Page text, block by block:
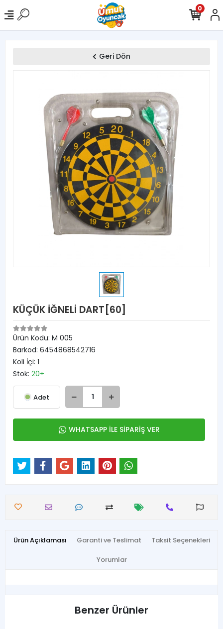
0
Geri Dön
KÜÇÜK İĞNELİ DART[60]
Ürün Kodu: M 005
Barkod: 6454868542716
Koli İçi: 1
Stok: 20+
Adet
WHATSAPP İLE SİPARİŞ VER
Ürün Açıklaması Garanti ve Teslimat Taksit Seçenekleri
Yorumlar
Benzer Ürünler